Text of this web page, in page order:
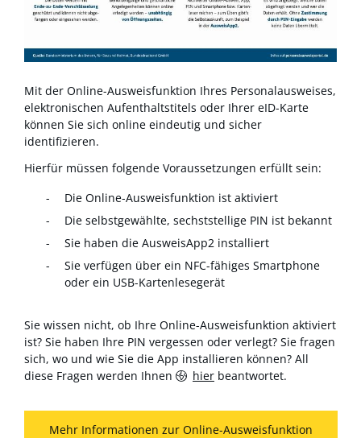
Mit der Online-Ausweisfunktion Ihres Personalausweises,
elektronischen Aufenthaltstitels oder Ihrer eID-Karte
können Sie sich online eindeutig und sicher
identifizieren.
Hierfür müssen folgende Voraussetzungen erfüllt sein:
Die Online-Ausweisfunktion ist aktiviert
Die selbstgewählte, sechststellige PIN ist bekannt
Sie haben die AusweisApp2 installiert
Sie verfügen über ein NFC-fähiges Smartphone
oder ein USB-Kartenlesegerät
Sie wissen nicht, ob Ihre Online-Ausweisfunktion aktiviert
ist? Sie haben Ihre PIN vergessen oder verlegt? Sie fragen
sich, wo und wie Sie die App installieren können? All
diese Fragen werden Ihnen
hier beantwortet.
Mehr Informationen zur Online-Ausweisfunktion